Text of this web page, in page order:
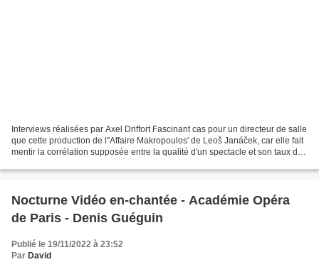
Interviews réalisées par Axel Driffort Fascinant cas pour un directeur de salle
que cette production de l''Affaire Makropoulos' de Leoš Janáček, car elle fait
mentir la corrélation supposée entre la qualité d'un spectacle et son taux de
Nocturne Vidéo en-chantée - Académie Opéra
de Paris - Denis Guéguin
Publié le 19/11/2022 à 23:52
Par David